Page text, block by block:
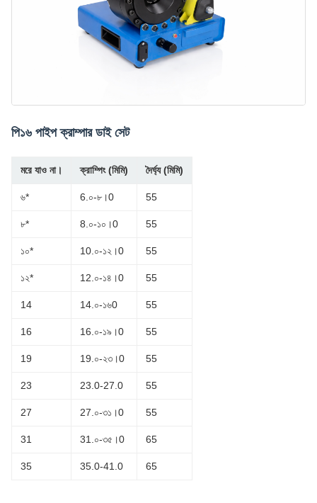
পি১৬ পাইপ ক্রাম্পার ডাই সেট
মরে যাও না। ক্রাম্পিং (মিমি) দৈর্ঘ্য (মিমি)
৬* 6.০-৮।0 55
৮* 8.০-১০।0 55
১০* 10.০-১২।0 55
১২* 12.০-১৪।0 55
14 14.০-১৬0 55
16 16.০-১৯।0 55
19 19.০-২৩।0 55
23 23.0-27.0 55
27 27.০-৩১।0 55
31 31.০-৩৫।0 65
35 35.0-41.0 65